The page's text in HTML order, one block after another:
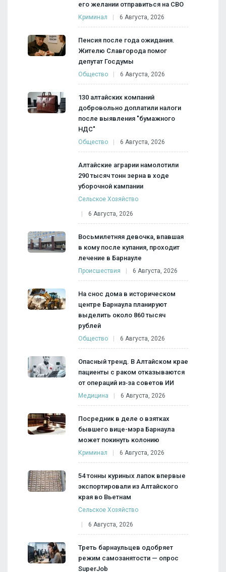
его желании отправиться на СВО
Криминал 6 Августа, 2026
Пенсия после года ожидания.
Жителю Славгорода помог
депутат Госдумы
Общество 6 Августа, 2026
130 алтайских компаний
добровольно доплатили налоги
после выявления "бумажного
НДС"
Общество 6 Августа, 2026
Алтайские аграрии намолотили
290 тысяч тонн зерна в ходе
уборочной кампании
Сельское Хозяйство
6 Августа, 2026
Восьмилетняя девочка, впавшая
в кому после купания, проходит
лечение в Барнауле
Происшествия 6 Августа, 2026
На снос дома в историческом
центре Барнаула планируют
выделить около 860 тысяч
рублей
Общество 6 Августа, 2026
Опасный тренд. В Алтайском крае
пациенты с раком отказываются
от операций из‑за советов ИИ
Медицина 6 Августа, 2026
Посредник в деле о взятках
бывшего вице-мэра Барнаула
может покинуть колонию
Криминал 6 Августа, 2026
54 тонны куриных лапок впервые
экспортировали из Алтайского
края во Вьетнам
Сельское Хозяйство
6 Августа, 2026
Треть барнаульцев одобряет
режим самозанятости — опрос
SuperJob